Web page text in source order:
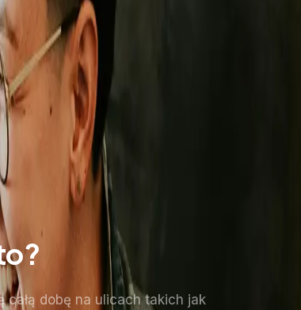
dobę na ulicach takich jak